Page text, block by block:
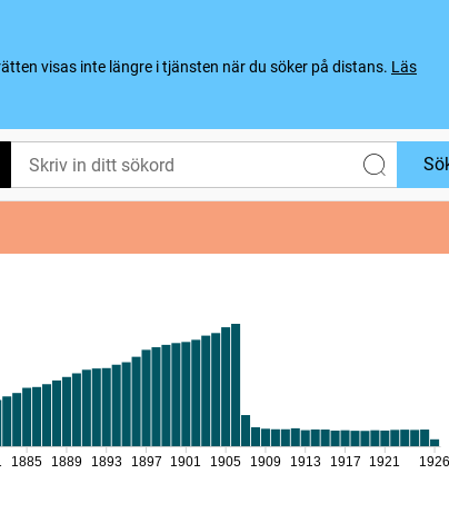
visas inte längre i tjänsten när du söker på distans. Läs
1885 1889 1893 1897 1901 1905 1909 1913 1917 1921 1926